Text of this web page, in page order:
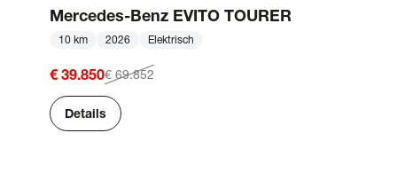
Mercedes-Benz EVITO TOURER
10 km 2026 Elektrisch
€ 39.850€ 69.852
Details